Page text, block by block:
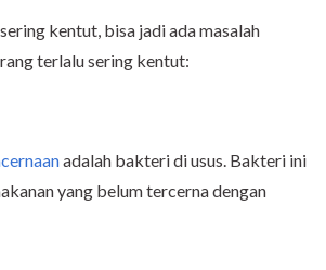
kentut, bisa jadi ada masalah
terlalu sering kentut:
adalah bakteri di usus. Bakteri ini
yang belum tercerna dengan